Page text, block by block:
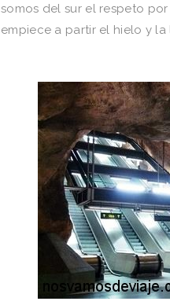
somos del sur el respeto
empiece a partir el hielo y la